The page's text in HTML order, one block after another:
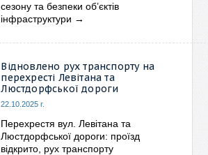
сезону та безпеки об’єктів
інфраструктури →
Відновлено рух транспорту на
перехресті Левітана та
Люстдорфської дороги
22.10.2025 г.
Перехрестя вул. Левітана та
Люстдорфської дороги: проїзд
відкрито, рух транспорту